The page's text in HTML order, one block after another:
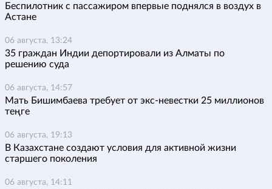
Беспилотник с пассажиром впервые поднялся в воздух в
Астане
06 августа, 13:24
35 граждан Индии депортировали из Алматы по
решению суда
06 августа, 14:57
Мать Бишимбаева требует от экс-невестки 25 миллионов
теңге
06 августа, 19:13
В Казахстане создают условия для активной жизни
старшего поколения
06 августа, 14:11